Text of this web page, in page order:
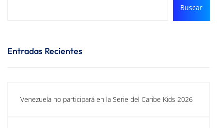
Buscar
Entradas Recientes
Venezuela no participará en la Serie del Caribe Kids 2026